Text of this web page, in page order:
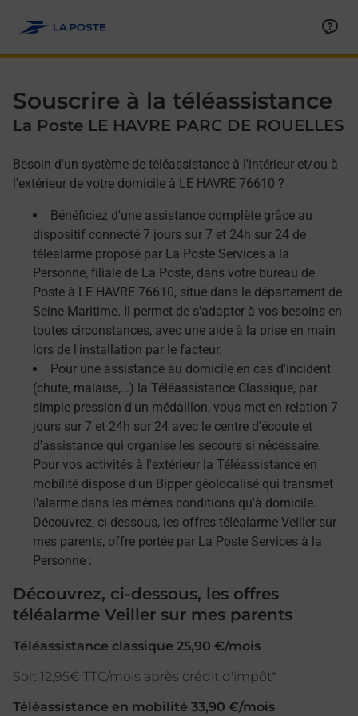
Souscrire à la téléassistance
La Poste LE HAVRE PARC DE ROUELLES
Besoin d'un système de téléassistance à l'intérieur et/ou à
l'extérieur de votre domicile à LE HAVRE 76610 ?
Bénéficiez d'une assistance complète grâce au
dispositif connecté 7 jours sur 7 et 24h sur 24 de
téléalarme proposé par La Poste Services à la
Personne, filiale de La Poste, dans votre bureau de
Poste à LE HAVRE 76610, situé dans le département de
Seine-Maritime. Il permet de s'adapter à vos besoins en
toutes circonstances, avec une aide à la prise en main
lors de l'installation par le facteur.
Pour une assistance au domicile en cas d'incident
(chute, malaise,…) la Téléassistance Classique, par
simple pression d'un médaillon, vous met en relation 7
jours sur 7 et 24h sur 24 avec le centre d'écoute et
d'assistance qui organise les secours si nécessaire.
Pour vos activités à l'extérieur la Téléassistance en
mobilité dispose d'un Bipper géolocalisé qui transmet
l'alarme dans les mêmes conditions qu'à domicile.
Découvrez, ci-dessous, les offres téléalarme Veiller sur
mes parents, offre portée par La Poste Services à la
Personne :
Découvrez, ci-dessous, les offres
téléalarme Veiller sur mes parents
Téléassistance classique 25,90 €/mois
Soit 12,95€ TTC/mois après crédit d'impôt*
Téléassistance en mobilité 33,90 €/mois